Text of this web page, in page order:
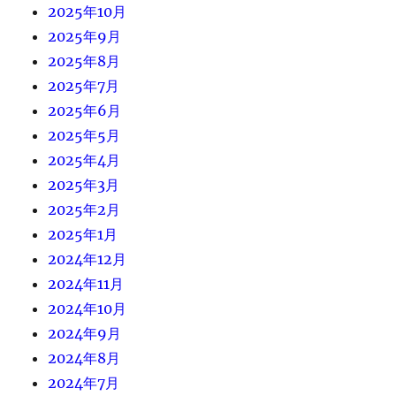
2025年10月
2025年9月
2025年8月
2025年7月
2025年6月
2025年5月
2025年4月
2025年3月
2025年2月
2025年1月
2024年12月
2024年11月
2024年10月
2024年9月
2024年8月
2024年7月